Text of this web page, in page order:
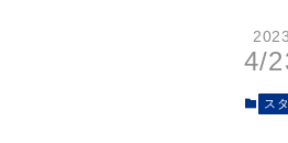
2023
4/
ス